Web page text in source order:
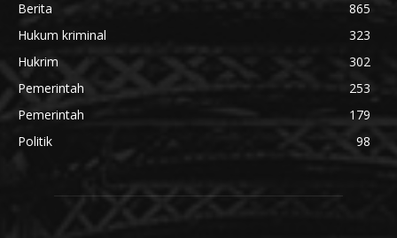
Berita
865
Hukum kriminal
323
Hukrim
302
Pemerintah
253
Pemerintah
179
Politik
98